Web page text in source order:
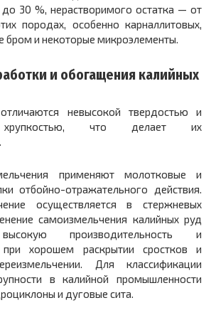
до 30 %, нерастворимого остатка — от
породах, особенно карналлитовых,
бром и некоторые микроэлементы.
и обогащения калийных
невысокой твердостью и
хрупкостью, что делает их
применяют молотковые и
отбойно-отражательного действия.
осуществляется в стержневых
самоизмельчения калийных руд
производительность и
при хорошем раскрытии сростков и
Для классификации
в калийной промышленности
и дуговые сита.